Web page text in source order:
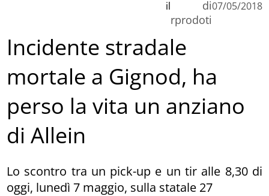
di
rprodoti
il 07/05/2018
Incidente stradale
mortale a Gignod, ha
perso la vita un anziano
di Allein
Lo scontro tra un pick-up e un tir alle 8,30 di
oggi, lunedì 7 maggio, sulla statale 27